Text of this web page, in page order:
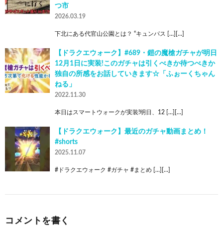
つ市
2026.03.19
下北にある代官山公園とは？ “キュンパス […][…]
【ドラクエウォーク】#689・鎧の魔槍ガチャが明日
12月1日に実装!このガチャは引くべきか待つべきか
独自の所感をお話していきます☆「ふぉーくちゃん
ねる」
2022.11.30
本日はスマートウォークが実装!明日、12 […][…]
【ドラクエウォーク】最近のガチャ動画まとめ！
#shorts
2025.11.07
#ドラクエウォーク #ガチャ #まとめ […][…]
コメントを書く